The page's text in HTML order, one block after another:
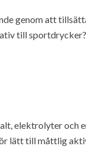
genom att
till sportdrycker?
elektrolyter och
lätt till måttlig